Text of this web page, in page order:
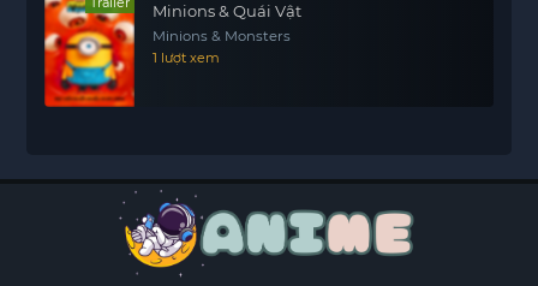
Minions & Quái Vật
Minions & Monsters
1 lượt xem